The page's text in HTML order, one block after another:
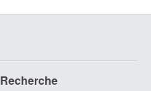
Recherche